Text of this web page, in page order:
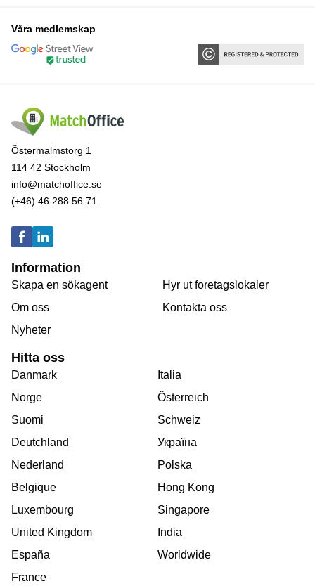
Våra medlemskap
Östermalmstorg 1
114 42 Stockholm
info@matchoffice.se
(+46) 46 288 56 71
Information
Skapa en sökagent
Om oss
Nyheter
Hyr ut foretagslokaler
Kontakta oss
Hitta oss
Danmark
Norge
Suomi
Deutchland
Nederland
Belgique
Luxembourg
United Kingdom
España
France
Italia
Österreich
Schweiz
Україна
Polska
Hong Kong
Singapore
India
Worldwide